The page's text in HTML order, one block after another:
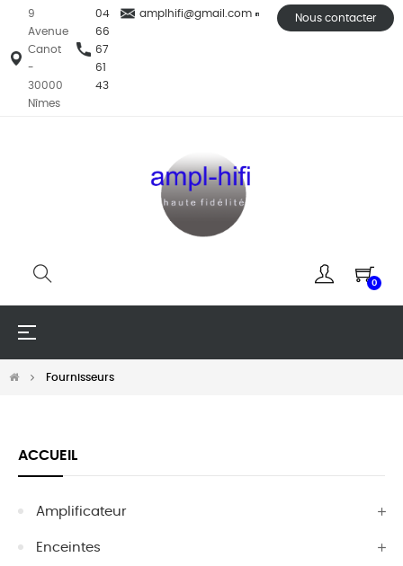
9
Avenue
Canot
-
30000
Nîmes
04
66
67
61
43
amplhifi@gmail.com Nous contacter
0
Basculer
☰
Fournisseurs
ACCUEIL
Amplificateur
Enceintes